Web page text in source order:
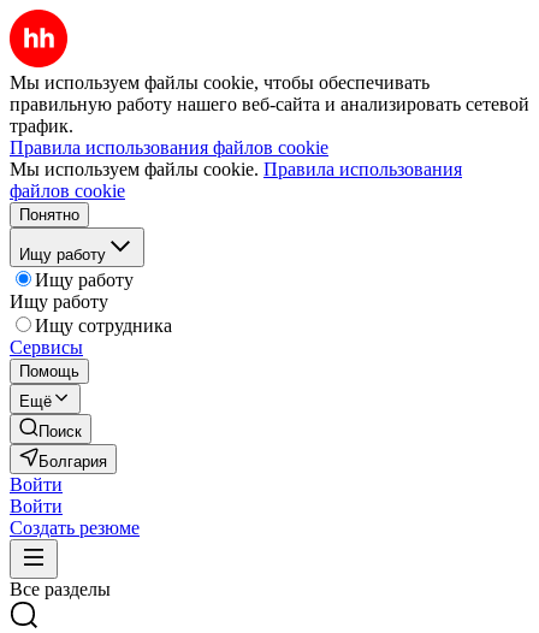
Мы используем файлы cookie, чтобы обеспечивать
правильную работу нашего веб-сайта и анализировать сетевой
трафик.
Правила использования файлов cookie
Мы используем файлы cookie. Правила использования
файлов cookie
Понятно
Ищу работу
Ищу работу
Ищу работу
Ищу сотрудника
Сервисы
Помощь
Ещё
Поиск
Болгария
Войти
Войти
Создать резюме
Все разделы